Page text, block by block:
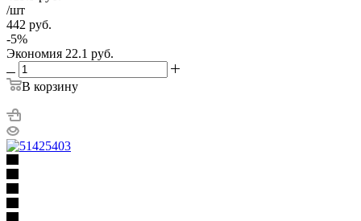
/шт
442 руб.
-5%
Экономия 22.1 руб.
В корзину